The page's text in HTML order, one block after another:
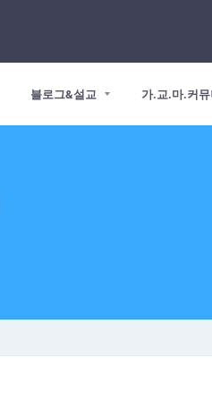
블로그&설교 가.교.마.커뮤